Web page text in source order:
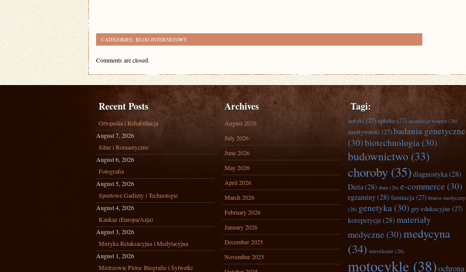
CATEGORIES: BLOG INTERNETOWY
Comments are closed.
Recent Posts
Ortopedia i Rehabilitacja
August 7, 2026
Silne i Romantyczne
August 6, 2026
Fotografia
August 5, 2026
Sportowe Gadżety i Technologie
August 4, 2026
Kaukaz (Europa/Azja)
August 3, 2026
Muzyka Relaksacyjna i Medytacyjna
August 1, 2026
Mistrzowie Pióra: Biografie i Sylwetki
Archives
August 2026
July 2026
June 2026
May 2026
April 2026
March 2026
February 2026
January 2026
December 2025
November 2025
Tagi:
antyki(27)apteka(27) aranżacja wnętrz (26)
asertywność (27)badania genetyczne
(30)biotechnologia(30)
budownictwo (33)
choroby (35) diagnostyka(28)
Dieta(28) dom (26) e-commerce (30)
egzaminy(28) farmacja(27) fitness medyczny
(26) genetyka(30) gry edukacyjne (27)
korepetycje(28) materiały
medyczne (30)medycyna
(34) mieszkanie (26)
motocykle (38)ochrona